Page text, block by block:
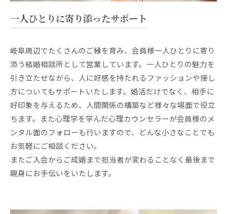
一人ひとりに寄り添ったサポート
岐阜周辺でたくさんのご縁を育み、会員様一人ひとりに寄り
添う結婚相談所として営業しています。一人ひとりの魅力を
引き立たせながら、人に好感を持たれるファッションや接し
方についてもサポートいたします。婚活だけでなく、相手に
好印象を与えるため、人間関係の構築など様々な場面で役立
ちます。また心理学を学んだ心理カウンセラーが会員様のメ
ンタル面のフォローも行いますので、どんな小さなことでも
お気軽にご相談ください。
またご入会からご成婚まで担当者が変わることなく最後まで
親身にお手伝いをいたします。